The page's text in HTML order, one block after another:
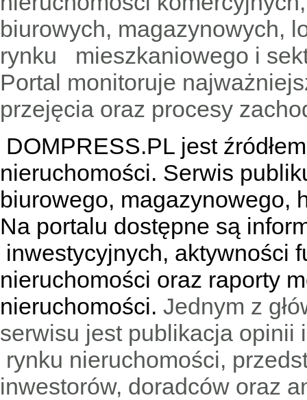
biurowych, magazynowych,
rynku mieszkaniowego i
Portal monitoruje
przejęcia oraz procesy
DOMPRESS.PL jest
nieruchomości. Serwis
biurowego, magazynowego,
Na portalu dostępne są
inwestycyjnych, aktywności
nieruchomości oraz raporty
nieruchomości. Jednym z
serwisu jest publikacja
rynku nieruchomości,
inwestorów, doradców oraz